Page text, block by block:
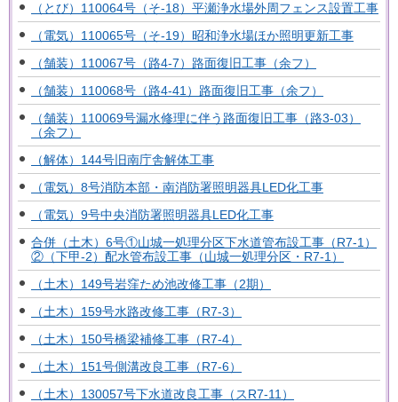
（とび）110064号（そ-18）平瀬浄水場外周フェンス設置工事
（電気）110065号（そ-19）昭和浄水場ほか照明更新工事
（舗装）110067号（路4-7）路面復旧工事（余フ）
（舗装）110068号（路4-41）路面復旧工事（余フ）
（舗装）110069号漏水修理に伴う路面復旧工事（路3-03）
（余フ）
（解体）144号旧南庁舎解体工事
（電気）8号消防本部・南消防署照明器具LED化工事
（電気）9号中央消防署照明器具LED化工事
合併（土木）6号①山城一処理分区下水道管布設工事（R7-1）
②（下甲-2）配水管布設工事（山城一処理分区・R7-1）
（土木）149号岩窪ため池改修工事（2期）
（土木）159号水路改修工事（R7-3）
（土木）150号橋梁補修工事（R7-4）
（土木）151号側溝改良工事（R7-6）
（土木）130057号下水道改良工事（スR7-11）